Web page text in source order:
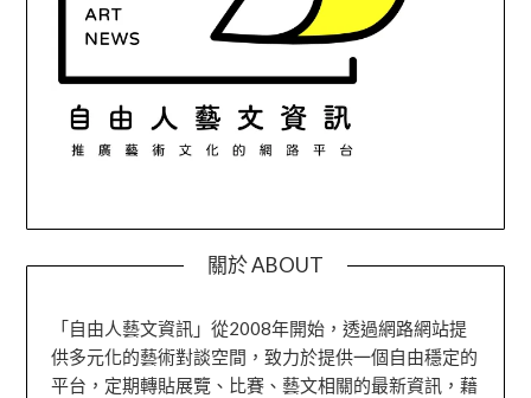
關於 ABOUT
「自由人藝文資訊」從2008年開始，透過網路網站提
供多元化的藝術對談空間，致力於提供一個自由穩定的
平台，定期轉貼展覽、比賽、藝文相關的最新資訊，藉